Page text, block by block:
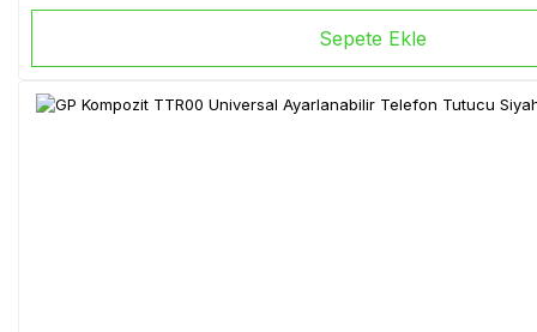
Sepete Ekle